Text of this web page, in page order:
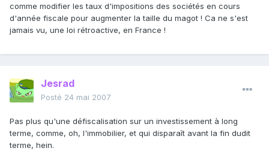
comme modifier les taux d'impositions des sociétés en cours
d'année fiscale pour augmenter la taille du magot ! Ca ne s'est
jamais vu, une loi rétroactive, en France !
Jesrad
Posté 24 mai 2007
Pas plus qu'une défiscalisation sur un investissement à long
terme, comme, oh, l'immobilier, et qui disparaît avant la fin dudit
terme, hein.